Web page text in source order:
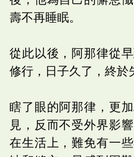
壽不再睡眠。
從此以後，阿那律從
修行，日子久了，終於
瞎了眼的阿那律，更
見，反而不受外界影
在生活上，難免有一